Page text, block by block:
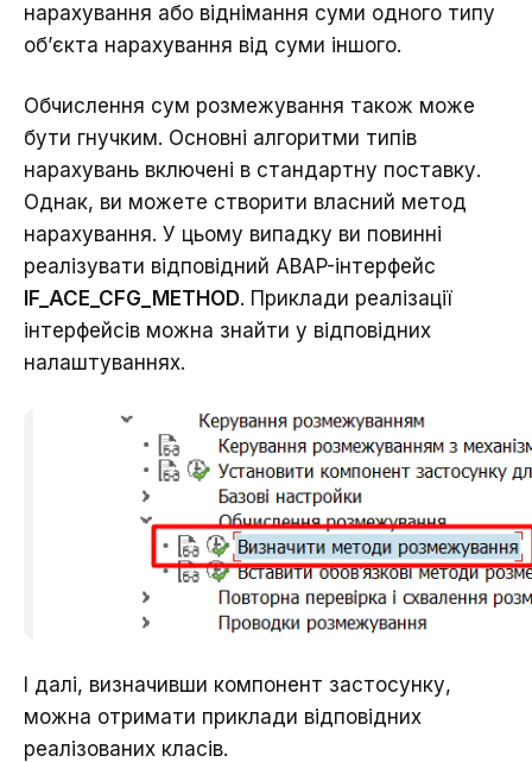
нарахування або віднімання суми одного типу
об’єкта нарахування від суми іншого.
Обчислення сум розмежування також може
бути гнучким. Основні алгоритми типів
нарахувань включені в стандартну поставку.
Однак, ви можете створити власний метод
нарахування. У цьому випадку ви повинні
реалізувати відповідний ABAP-інтерфейс
IF_ACE_CFG_METHOD. Приклади реалізації
інтерфейсів можна знайти у відповідних
налаштуваннях.
І далі, визначивши компонент застосунку,
можна отримати приклади відповідних
реалізованих класів.